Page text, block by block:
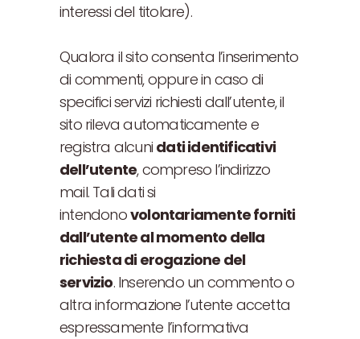
interessi del titolare).
Qualora il sito consenta l’inserimento
di commenti, oppure in caso di
specifici servizi richiesti dall’utente, il
sito rileva automaticamente e
registra alcuni dati identificativi
dell’utente, compreso l’indirizzo
mail. Tali dati si
intendonovolontariamente forniti
dall’utente al momento della
richiesta di erogazione del
servizio. Inserendo un commento o
altra informazione l’utente accetta
espressamente l’informativa